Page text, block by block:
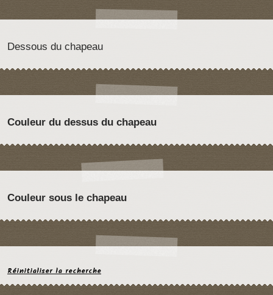
Dessous du chapeau
Couleur du dessus du chapeau
Couleur sous le chapeau
Réinitialiser la recherche